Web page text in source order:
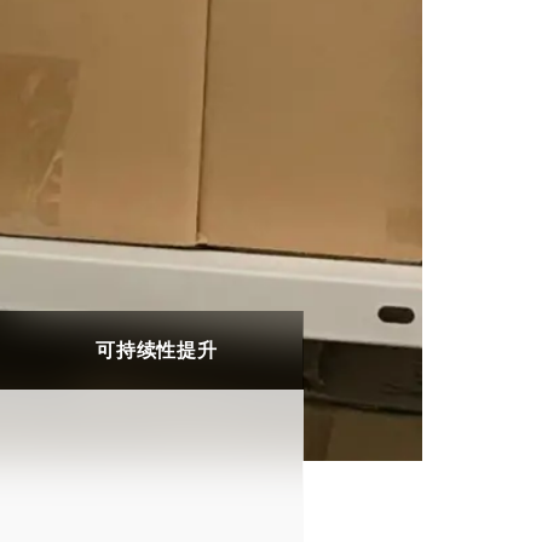
可持续性提升